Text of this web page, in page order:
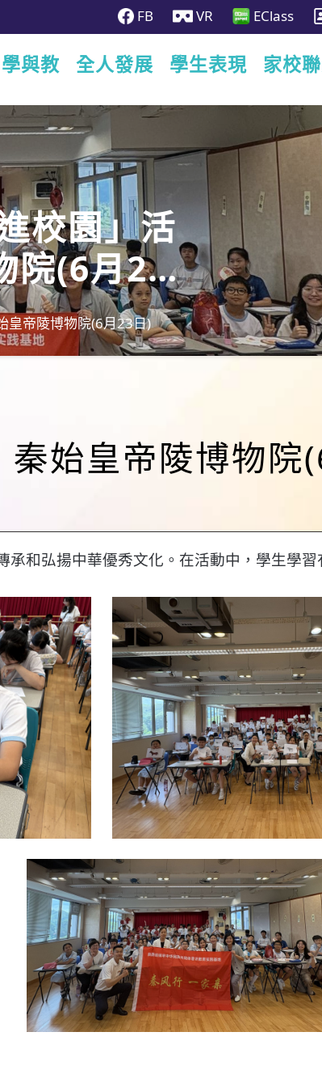
FB VR EClass
學與教 全人發展 學生表現 家校
校園」活
院(6月23
皇帝陵博物院(6月23日)
始皇帝陵博物院
和弘揚中華優秀文化。在活動中，學生學習